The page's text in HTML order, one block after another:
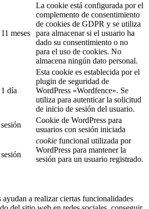
11 meses
La cookie está configurada por el
complemento de consentimiento
de cookies de GDPR y se utiliza
para almacenar si el usuario ha
dado su consentimiento o no
para el uso de cookies. No
almacena ningún dato personal.
1 día
Esta cookie es establecida por el
plugin de seguridad de
WordPress «Wordfence». Se
utiliza para autenticar la solicitud
de inicio de sesión del usuario.
sesión
Cookie de WordPress para
usuarios con sesión iniciada
sesión
cookie funcional utilizada por
WordPress para mantener la
sesión para un usuario registrado.
a realizar ciertas funcionalidades